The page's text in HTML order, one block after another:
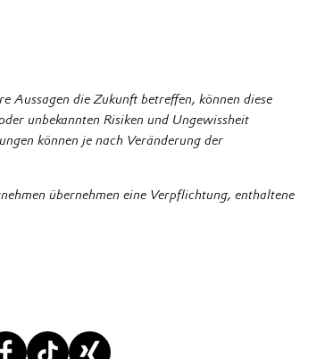
Aussagen die Zukunft betreffen, können diese
unbekannten Risiken und Ungewissheit
können je nach Veränderung der
übernehmen eine Verpflichtung, enthaltene